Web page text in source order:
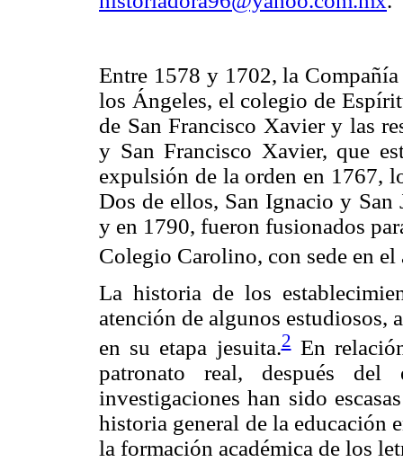
Entre 1578 y 1702, la
los Ángeles, el colegio de
de San Francisco Xavier y las
y San Francisco Xavier, que
expulsión de la orden en 1767,
Dos de ellos, San Ignacio y San
y en 1790, fueron fusionados
Colegio Carolino, con sede en
La historia de los
atención de algunos estudiosos,
en su etapa jesuita.2En
patronato real, después del
investigaciones han sido
historia general de la educación
la formación académica de los